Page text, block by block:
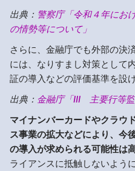
出典： 警察庁「令和４年にお
の情勢等について」
さらに、金融庁でも外部の決
には、なりすまし対策として
証の導入などの評価基準を設
出典： 金融庁「III 主要行等監
マイナンバーカードやクラウ
ス事業の拡大などにより、今
の導入が求められる可能性は
ライアンスに抵触しないよう